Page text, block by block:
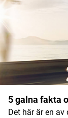
Kommentar
Namn*
5 galna fakta
Det här är en